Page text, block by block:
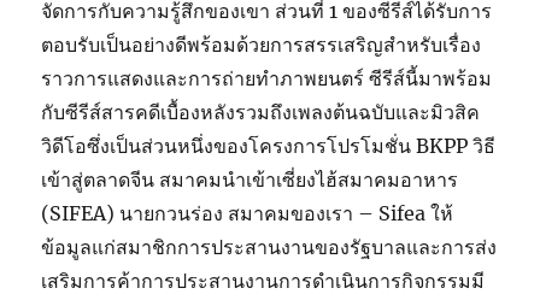
จัดการกับความรู้สึกของเขา ส่วนที่ 1 ของซีรีส์ได้รับการ
ตอบรับเป็นอย่างดีพร้อมด้วยการสรรเสริญสำหรับเรื่อง
ราวการแสดงและการถ่ายทำภาพยนตร์ ซีรีส์นี้มาพร้อม
กับซีรีส์สารคดีเบื้องหลังรวมถึงเพลงต้นฉบับและมิวสิค
วิดีโอซึ่งเป็นส่วนหนึ่งของโครงการโปรโมชั่น BKPP วิธี
เข้าสู่ตลาดจีน สมาคมนำเข้าเซี่ยงไฮ้สมาคมอาหาร
(SIFEA) นายกวนร่อง สมาคมของเรา – Sifea ให้
ข้อมูลแก่สมาชิกการประสานงานของรัฐบาลและการส่ง
เสริมการค้าการประสานงานการดำเนินการกิจกรรมมี